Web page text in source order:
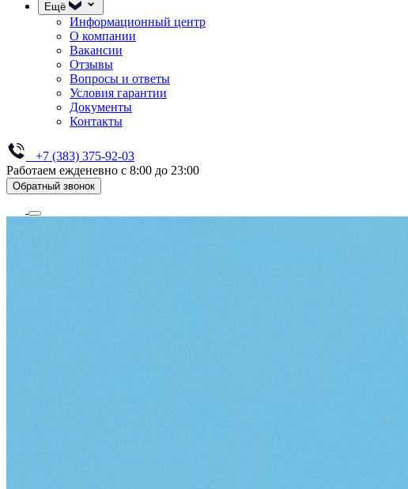
Ещё
Информационный центр
О компании
Вакансии
Отзывы
Вопросы и ответы
Условия гарантии
Документы
Контакты
+7 (383) 375-92-03
Работаем ежденевно с 8:00 до 23:00
Обратный звонок